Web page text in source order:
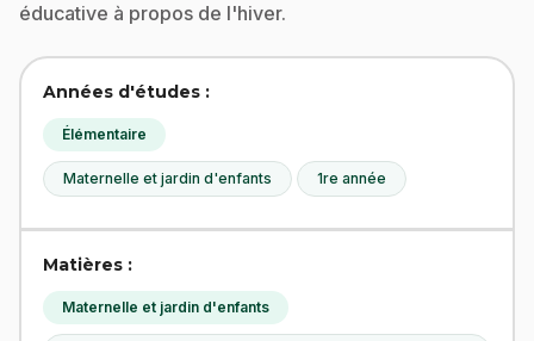
éducative à propos de l'hiver.
Années d'études :
Élémentaire
Maternelle et jardin d'enfants 1re année
Matières :
Maternelle et jardin d'enfants